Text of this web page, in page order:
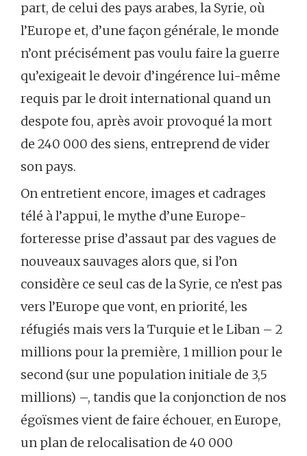
part, de celui des pays arabes, la Syrie, où
l’Europe et, d’une façon générale, le monde
n’ont précisément pas voulu faire la guerre
qu’exigeait le devoir d’ingérence lui-même
requis par le droit international quand un
despote fou, après avoir provoqué la mort
de 240 000 des siens, entreprend de vider
son pays.
On entretient encore, images et cadrages
télé à l’appui, le mythe d’une Europe-
forteresse prise d’assaut par des vagues de
nouveaux sauvages alors que, si l’on
considère ce seul cas de la Syrie, ce n’est pas
vers l’Europe que vont, en priorité, les
réfugiés mais vers la Turquie et le Liban – 2
millions pour la première, 1 million pour le
second (sur une population initiale de 3,5
millions) –, tandis que la conjonction de nos
égoïsmes vient de faire échouer, en Europe,
un plan de relocalisation de 40 000